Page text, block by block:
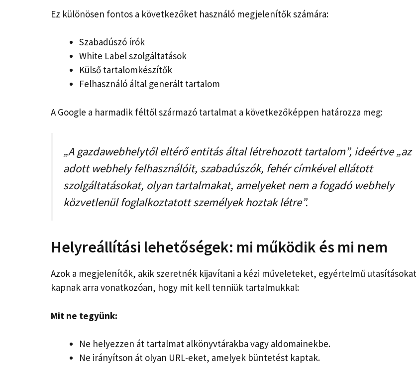
Ez különösen fontos a következőket használó megjelenítők számára:
Szabadúszó írók
White Label szolgáltatások
Külső tartalomkészítők
Felhasználó által generált tartalom
A Google a harmadik féltől származó tartalmat a következőképpen határozza meg:
„A gazdawebhelytől eltérő entitás által létrehozott tartalom”, ideértve „az
adott webhely felhasználóit, szabadúszók, fehér címkével ellátott
szolgáltatásokat, olyan tartalmakat, amelyeket nem a fogadó webhely
közvetlenül foglalkoztatott személyek hoztak létre”.
Helyreállítási lehetőségek: mi működik és mi nem
Azok a megjelenítők, akik szeretnék kijavítani a kézi műveleteket, egyértelmű utasításokat
kapnak arra vonatkozóan, hogy mit kell tenniük tartalmukkal:
Mit ne tegyünk:
Ne helyezzen át tartalmat alkönyvtárakba vagy aldomainekbe.
Ne irányítson át olyan URL-eket, amelyek büntetést kaptak.